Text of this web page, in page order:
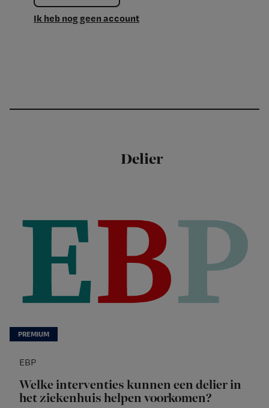
Ik heb nog geen account
Delier
EBP
Welke interventies kunnen een delier in
het ziekenhuis helpen voorkomen?